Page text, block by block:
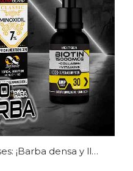
Classic 7% - Pack de 3 meses: ¡Barba densa y llena como nunca!